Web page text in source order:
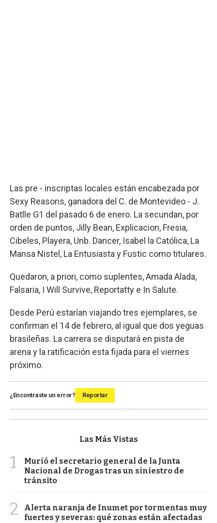
Las pre - inscriptas locales están encabezada por
Sexy Reasons, ganadora del C. de Montevideo - J.
Batlle G1 del pasado 6 de enero. La secundan, por
orden de puntos, Jilly Bean, Explicacion, Fresia,
Cibeles, Playera, Unb. Dancer, Isabel la Católica, La
Mansa Nistel, La Entusiasta y Fustic como titulares.
Quedaron, a priori, como suplentes, Amada Alada,
Falsaria, I Will Survive, Reportatty e In Salute.
Desde Perú estarían viajando tres ejemplares, se
confirman el 14 de febrero, al igual que dos yeguas
brasileñas. La carrera se disputará en pista de
arena y la ratificación esta fijada para el viernes
próximo.
¿Encontraste un error? Reportar
Las Más Vistas
1
Murió el secretario general de la Junta
Nacional de Drogas tras un siniestro de
tránsito
2
Alerta naranja de Inumet por tormentas muy
fuertes y severas: qué zonas están afectadas